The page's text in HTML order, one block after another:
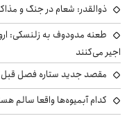
ذوالقدر: شعام در جنگ و
طعنه مدودوف به زلنسکی:
اجیر می‌کنند
مقصد جدید ستاره فصل قبل
کدام آبمیوه‌ها واقعا سالم